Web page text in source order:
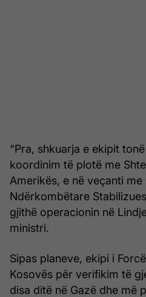
“Pra, shkuarja e ekipit
koordinim të plotë me
Amerikës, e në veçanti
Ndërkombëtare
gjithë operacionin në
ministri.
Sipas planeve, ekipi i
Kosovës për verifikim të
disa ditë në Gazë dhe më